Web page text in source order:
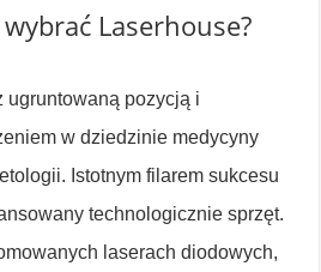
Laserhouse?
ugruntowaną pozycją i
w dziedzinie medycyny
Istotnym filarem sukcesu
technologicznie sprzęt.
laserach diodowych,